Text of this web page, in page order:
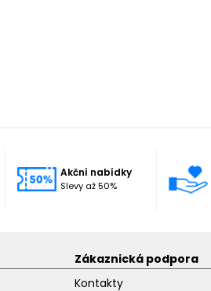
Akční nabídky
Slevy až 50%
Zákaznická podpora
Kontakty